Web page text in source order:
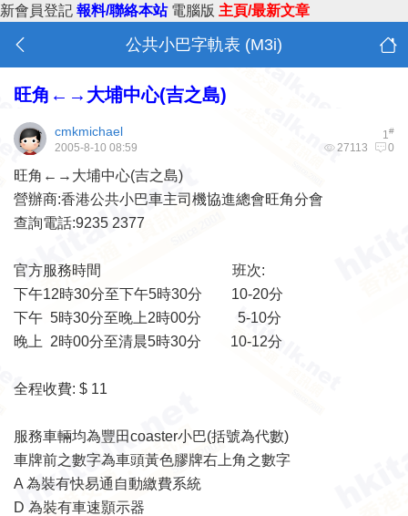
新會員登記 報料/聯絡本站 電腦版 主頁/最新文章
公共小巴字軌表 (M3i)
旺角←→大埔中心(吉之島)
1#
cmkmichael
27113 0
2005-8-10 08:59
旺角←→大埔中心(吉之島)
營辦商:香港公共小巴車主司機協進總會旺角分會
查詢電話:9235 2377
官方服務時間 班次:
下午12時30分至下午5時30分 10-20分
下午 5時30分至晚上2時00分 5-10分
晚上 2時00分至清晨5時30分 10-12分
全程收費: $ 11
服務車輛均為豐田coaster小巴(括號為代數)
車牌前之數字為車頭黃色膠牌右上角之數字
A 為裝有快易通自動繳費系統
D 為裝有車速顥示器